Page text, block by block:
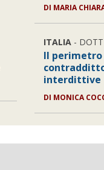
DI MARIA
ITALIA -
Il
interdittive
DI MONICA